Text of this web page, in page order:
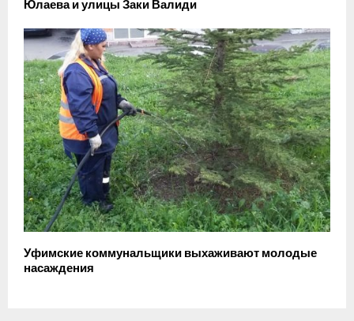
Юлаева и улицы Заки Валиди
Уфимские коммунальщики выхаживают молодые
насаждения